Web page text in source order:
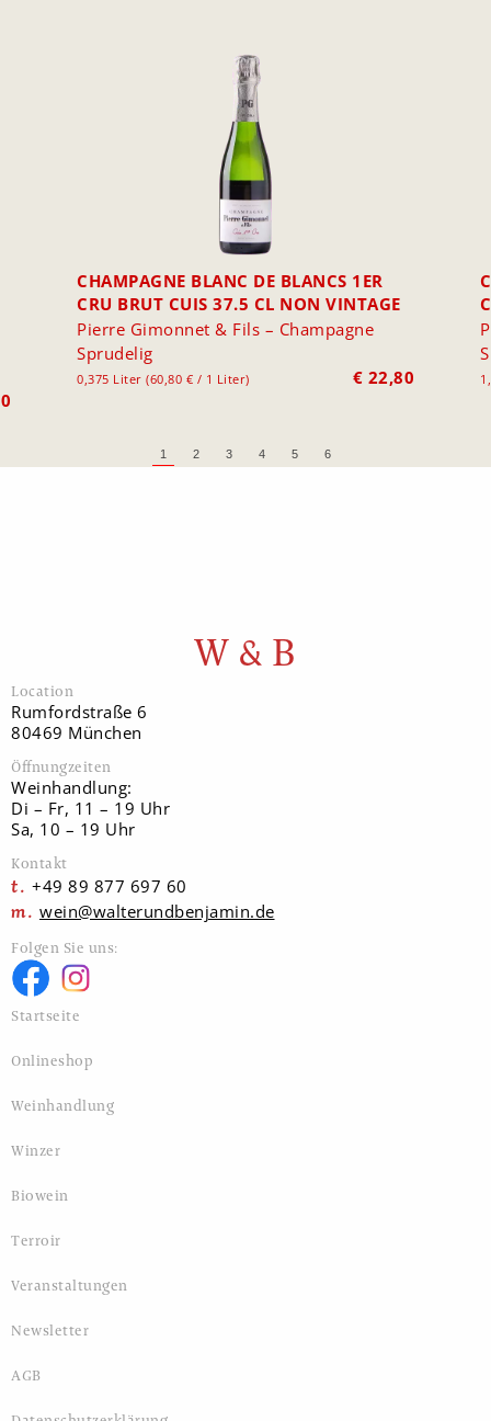
CHAMPAGNE BLANC DE BLANCS 1ER
CRU BRUT CUIS 37.5 CL NON VINTAGE
Pierre Gimonnet & Fils – Champagne
Sprudelig
0,375 Liter (60,80 € / 1 Liter) € 22,80
1 2 3 4 5 6
W & B
Location
Rumfordstraße 6
80469 München
Öffnungzeiten
Weinhandlung:
Di – Fr, 11 – 19 Uhr
Sa, 10 – 19 Uhr
Kontakt
+49 89 877 697 60
wein@walterundbenjamin.de
Folgen Sie uns:
Startseite
Onlineshop
Weinhandlung
Winzer
Biowein
Terroir
Veranstaltungen
Newsletter
AGB